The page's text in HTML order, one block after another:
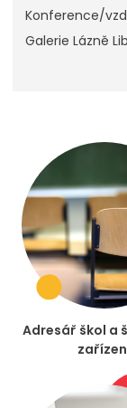
Konference/
Galerie Lázně
Adresář škol a